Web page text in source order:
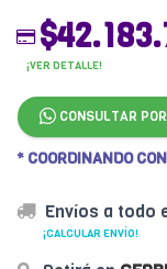
¡VER DETALLE!
CONSULTAR
* COORDINANDO
Envíos a todo
¡CALCULAR ENVÍO!